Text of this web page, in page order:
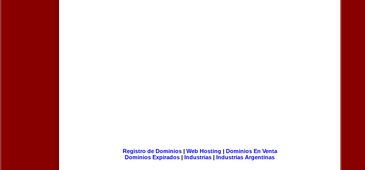
Registro de Dominios| Web Hosting | Dominios En Venta
Dominios Expirados | Industrias | Industrias Argentinas